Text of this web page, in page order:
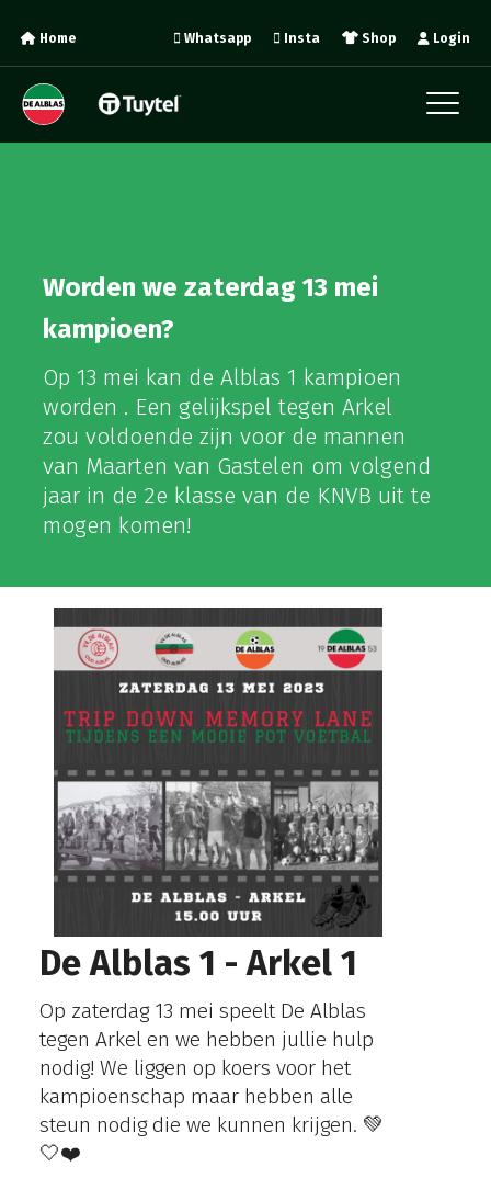
Home Login
Shop
Insta
Whatsapp
Worden we zaterdag 13 mei
kampioen?
Op 13 mei kan de Alblas 1 kampioen
worden . Een gelijkspel tegen Arkel
zou voldoende zijn voor de mannen
van Maarten van Gastelen om volgend
jaar in de 2e klasse van de KNVB uit te
mogen komen!
De Alblas 1 - Arkel 1
Op zaterdag 13 mei speelt De Alblas
tegen Arkel en we hebben jullie hulp
nodig! We liggen op koers voor het
kampioenschap maar hebben alle
steun nodig die we kunnen krijgen. 💚
🤍❤️